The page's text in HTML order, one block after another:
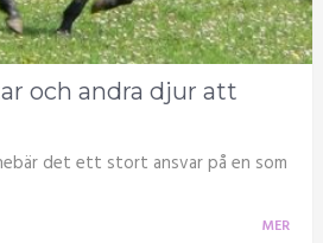
och andra djur att
det ett stort ansvar på en som
MER